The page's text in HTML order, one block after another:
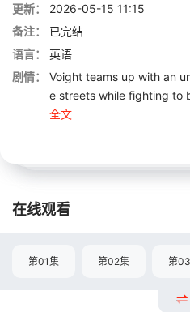
更新：
2026-05-15 11:15
备注：
已完结
语言：
英语
剧情：
Voight teams up with an
e streets while fighting to
全文
在线观看
第01集 第02集 第